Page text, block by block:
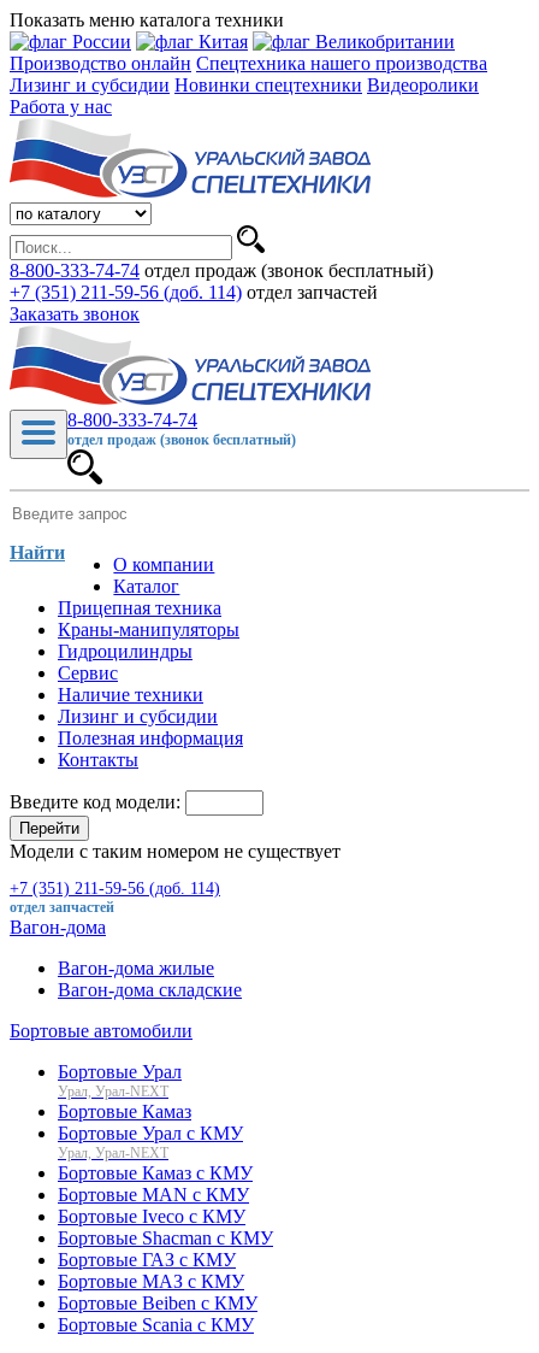
Показать меню каталога техники
Производство онлайн Спецтехника нашего производства
Лизинг и субсидии Новинки спецтехники Видеоролики
Работа у нас
8-800-333-74-74 отдел продаж (звонок бесплатный)
+7 (351) 211-59-56 (доб. 114) отдел запчастей
Заказать звонок
8-800-333-74-74
отдел продаж (звонок бесплатный)
Найти
О компании
Каталог
Прицепная техника
Краны-манипуляторы
Гидроцилиндры
Сервис
Наличие техники
Лизинг и субсидии
Полезная информация
Контакты
Введите код модели:
Перейти
Модели с таким номером не существует
+7 (351) 211-59-56 (доб. 114)
отдел запчастей
Вагон-дома
Вагон-дома жилые
Вагон-дома складские
Бортовые автомобили
Бортовые Урал
Урал, Урал-NEXT
Бортовые Камаз
Бортовые Урал с КМУ
Урал, Урал-NEXT
Бортовые Камаз с КМУ
Бортовые MAN с КМУ
Бортовые Iveco с КМУ
Бортовые Shacman с КМУ
Бортовые ГАЗ с КМУ
Бортовые МАЗ с КМУ
Бортовые Beiben с КМУ
Бортовые Scania с КМУ